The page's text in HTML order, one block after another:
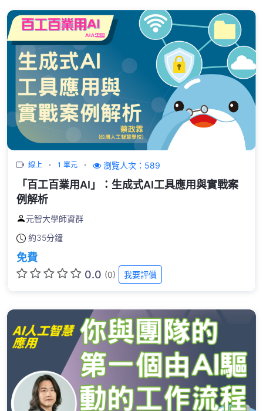
線上 1 單元 瀏覽人次：589
「百工百業用AI」：生成式AI工具應用與實戰案
例解析
元智大學師資群
約35分鐘
免費
0.0 (0) 我要評價